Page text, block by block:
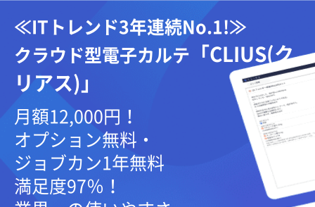
≪ITトレンド3年連続No.1!≫
クラウド型電子カルテ 「CLIUS(ク
リアス)」
月額12,000円！
オプション無料・
ジョブカン1年無料
満足度97％！